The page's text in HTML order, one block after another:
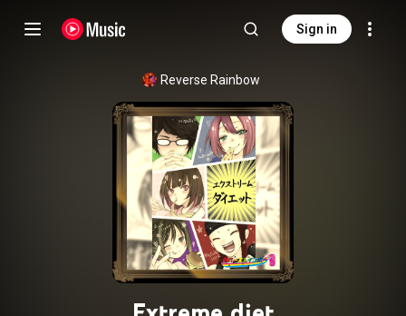
Sign in
Reverse Rainbow